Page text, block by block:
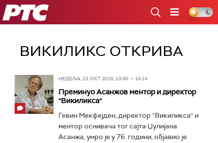
РТС
ВИКИЛИКС ОТКРИВА
НЕДЕЉА, 23. ОКТ 2016, 13:40 -> 14:14
Преминуо Асанжов ментор и директор
"Викиликса"
Гевин Мекфејден, директор "Викиликса" и
ментор оснивача тог сајта Џулијана
Асанжа, умро је у 76. години, објавио је